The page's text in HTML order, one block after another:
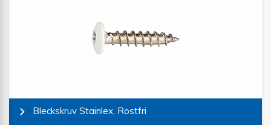
Bleckskruv Stainlex, Rostfri